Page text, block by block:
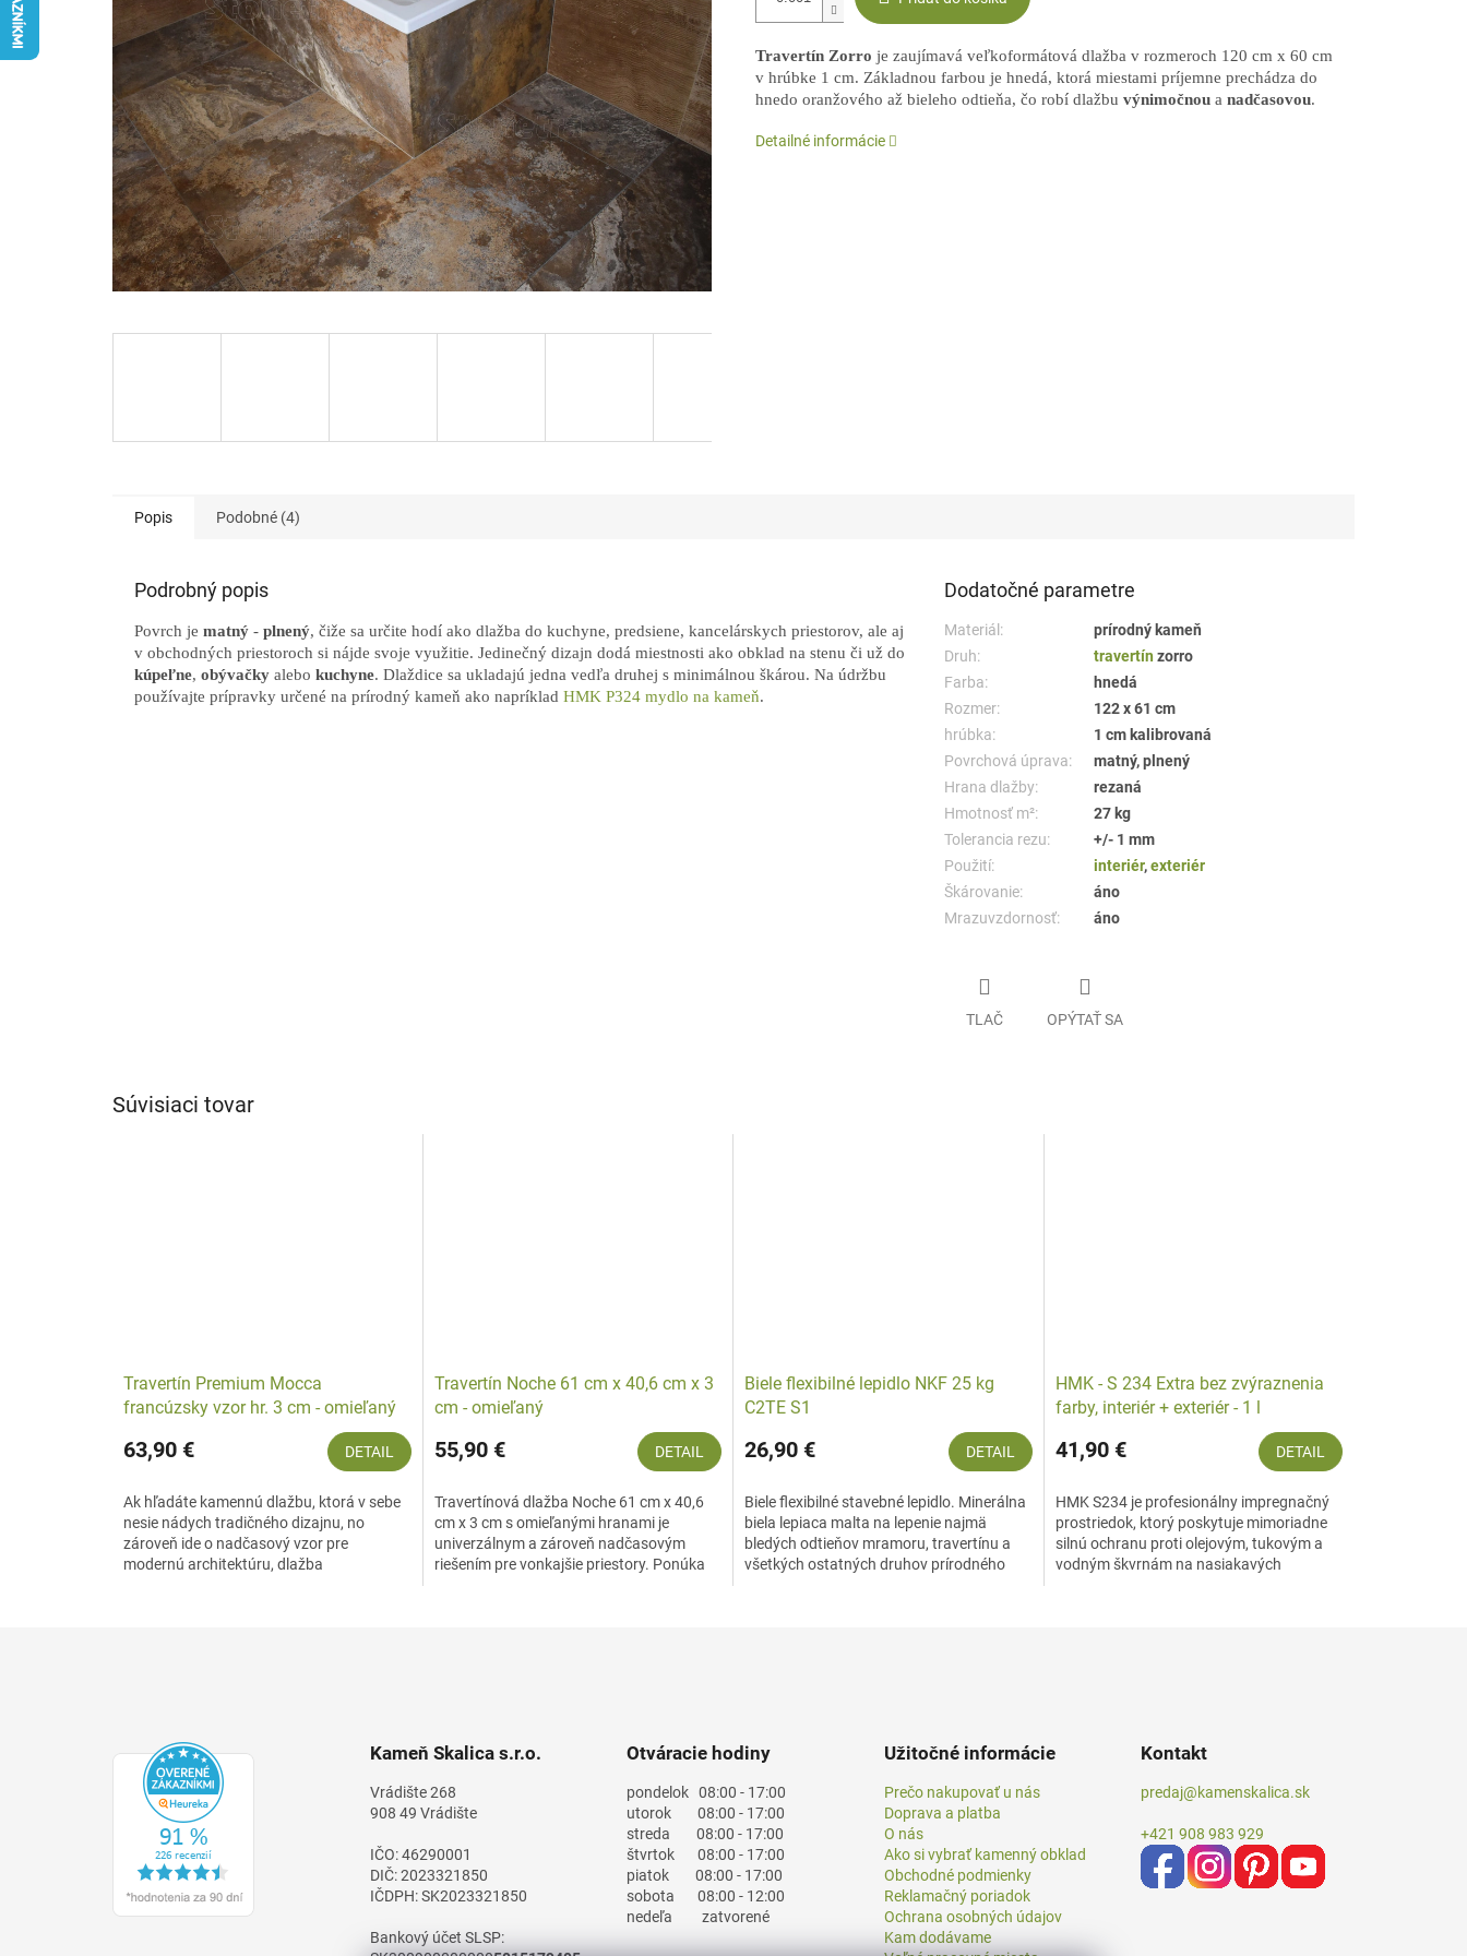
Travertín Zorro je zaujímavá veľkoformátová dlažba v rozmeroch 120 cm x 60 cm
v hrúbke 1 cm. Základnou farbou je hnedá, ktorá miestami príjemne prechádza do
hnedo oranžového až bieleho odtieňa, čo robí dlažbu výnimočnou a nadčasovou.
Detailné informácie
Popis Podobné (4)
Podrobný popis
Povrch je matný - plnený, čiže sa určite hodí ako dlažba do kuchyne, predsiene, kancelárskych priestorov, ale aj
v obchodných priestoroch si nájde svoje využitie. Jedinečný dizajn dodá miestnosti ako obklad na stenu či už do
kúpeľne, obývačky alebo kuchyne. Dlaždice sa ukladajú jedna vedľa druhej s minimálnou škárou. Na údržbu
používajte prípravky určené na prírodný kameň ako napríklad HMK P324 mydlo na kameň.
Dodatočné parametre
Materiál:
prírodný kameň
Druh:
travertínzorro
Farba:
hnedá
Rozmer:
122 x 61 cm
hrúbka:
1 cm kalibrovaná
Povrchová úprava:
matný, plnený
Hrana dlažby:
rezaná
Hmotnosť m²:
27 kg
Tolerancia rezu:
+/- 1 mm
Použití:
interiér,exteriér
Škárovanie:
áno
Mrazuvzdornosť:
áno
TLAČ OPÝTAŤ SA
Súvisiaci tovar
Travertín Premium Mocca
francúzsky vzor hr. 3 cm - omieľaný
63,90 € DETAIL
Ak hľadáte kamennú dlažbu, ktorá v sebe
nesie nádych tradičného dizajnu, no
zároveň ide o nadčasový vzor pre
modernú architektúru, dlažba
Travertín Noche 61 cm x 40,6 cm x 3
cm - omieľaný
55,90 € DETAIL
Travertínová dlažba Noche 61 cm x 40,6
cm x 3 cm s omieľanými hranami je
univerzálnym a zároveň nadčasovým
riešením pre vonkajšie priestory. Ponúka
Biele flexibilné lepidlo NKF 25 kg
C2TE S1
26,90 € DETAIL
Biele flexibilné stavebné lepidlo. Minerálna
biela lepiaca malta na lepenie najmä
bledých odtieňov mramoru, travertínu a
všetkých ostatných druhov prírodného
HMK - S 234 Extra bez zvýraznenia
farby, interiér + exteriér - 1 l
41,90 € DETAIL
HMK S234 je profesionálny impregnačný
prostriedok, ktorý poskytuje mimoriadne
silnú ochranu proti olejovým, tukovým a
vodným škvrnám na nasiakavých
Kameň Skalica s.r.o.
Vrádište 268
908 49 Vrádište
IČO: 46290001
DIČ: 2023321850
IČDPH: SK2023321850
Bankový účet SLSP:
Otváracie hodiny
pondelok 08:00 - 17:00
utorok 08:00 - 17:00
streda 08:00 - 17:00
štvrtok 08:00 - 17:00
piatok 08:00 - 17:00
sobota 08:00 - 12:00
nedeľa zatvorené
Užitočné informácie
Prečo nakupovať u nás
Doprava a platba
O nás
Ako si vybrať kamenný obklad
Obchodné podmienky
Reklamačný poriadok
Ochrana osobných údajov
Kam dodávame
Kontakt
predaj@kamenskalica.sk
+421 908 983 929